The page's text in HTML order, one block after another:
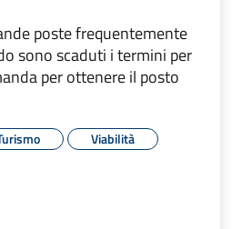
poste frequentemente
sono scaduti i termini per
per ottenere il posto
Viabilità